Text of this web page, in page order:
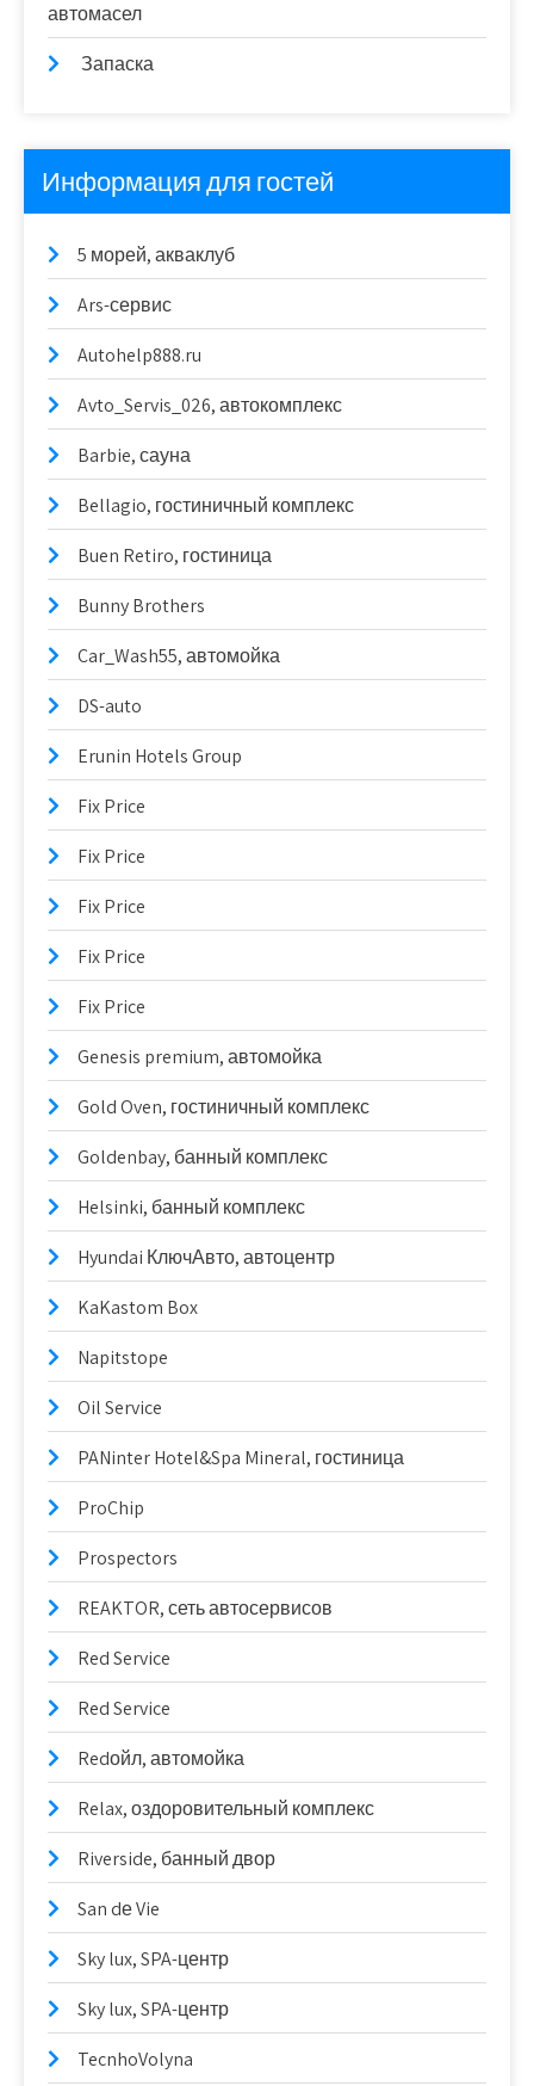
автомасел
Запаска
Информация для гостей
5 морей, акваклуб
Ars-сервис
Autohelp888.ru
Avto_Servis_026, автокомплекс
Barbie, сауна
Bellagio, гостиничный комплекс
Buen Retiro, гостиница
Bunny Brothers
Car_Wash55, автомойка
DS-auto
Erunin Hotels Group
Fix Price
Fix Price
Fix Price
Fix Price
Fix Price
Genesis premium, автомойка
Gold Oven, гостиничный комплекс
Goldenbay, банный комплекс
Helsinki, банный комплекс
Hyundai КлючАвто, автоцентр
KaKastom Box
Napitstope
Oil Service
PANinter Hotel&Spa Mineral, гостиница
ProChip
Prospectors
REAKTOR, сеть автосервисов
Red Service
Red Service
Redойл, автомойка
Relax, оздоровительный комплекс
Riverside, банный двор
San dе Vie
Sky lux, SPA-центр
Sky lux, SPA-центр
TecnhoVolyna